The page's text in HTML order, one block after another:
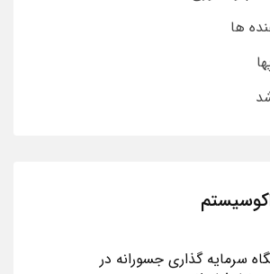
ها
سرمایه گذاری جسورانه در